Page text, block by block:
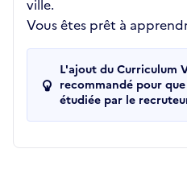
ville.
Vous êtes prêt à
L'ajout du Curriculum
recommandé pour
étudiée par le